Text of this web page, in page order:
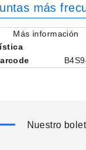
más
Más información
Nuestro